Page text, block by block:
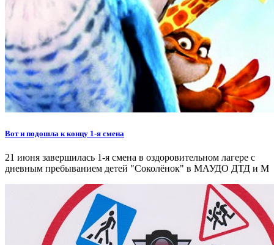
Вот и подошла к концу 1-я смена
21 июня завершилась 1-я смена в оздоровительном лагере с
дневным пребыванием детей "Соколёнок" в МАУДО ДТД и М